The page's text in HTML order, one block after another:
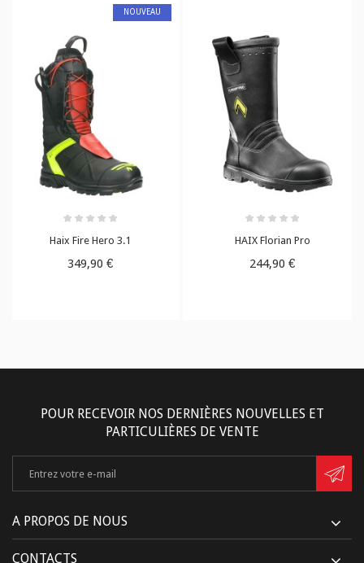
NOUVEAU
Haix Fire Hero 3.1
349,90 €
HAIX Florian Pro
244,90 €
POUR RECEVOIR NOS DERNIÈRES NOUVELLES ET
PARTICULIÈRES DE VENTE
A PROPOS DE NOUS
CONTACTS